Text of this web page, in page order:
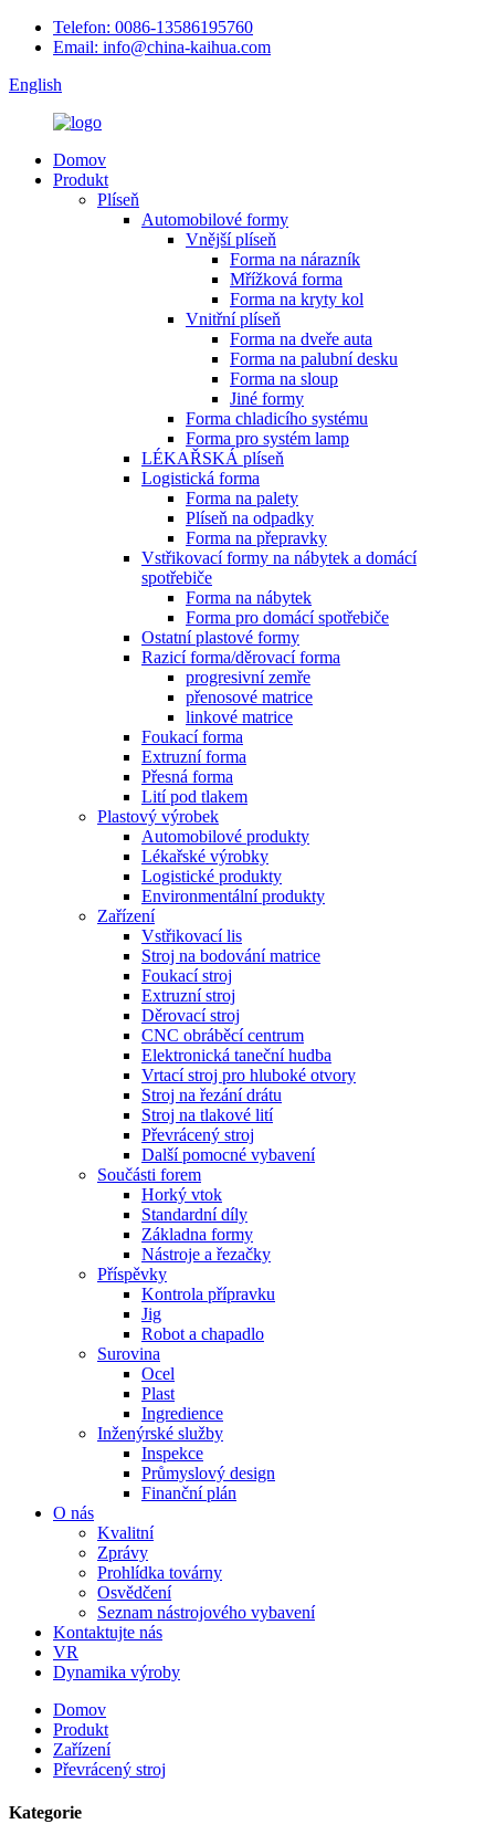
Telefon: 0086-13586195760
Email: info@china-kaihua.com
English
Domov
Produkt
Plíseň
Automobilové formy
Vnější plíseň
Forma na nárazník
Mřížková forma
Forma na kryty kol
Vnitřní plíseň
Forma na dveře auta
Forma na palubní desku
Forma na sloup
Jiné formy
Forma chladicího systému
Forma pro systém lamp
LÉKAŘSKÁ plíseň
Logistická forma
Forma na palety
Plíseň na odpadky
Forma na přepravky
Vstřikovací formy na nábytek a domácí
spotřebiče
Forma na nábytek
Forma pro domácí spotřebiče
Ostatní plastové formy
Razicí forma/děrovací forma
progresivní zemře
přenosové matrice
linkové matrice
Foukací forma
Extruzní forma
Přesná forma
Lití pod tlakem
Plastový výrobek
Automobilové produkty
Lékařské výrobky
Logistické produkty
Environmentální produkty
Zařízení
Vstřikovací lis
Stroj na bodování matrice
Foukací stroj
Extruzní stroj
Děrovací stroj
CNC obráběcí centrum
Elektronická taneční hudba
Vrtací stroj pro hluboké otvory
Stroj na řezání drátu
Stroj na tlakové lití
Převrácený stroj
Další pomocné vybavení
Součásti forem
Horký vtok
Standardní díly
Základna formy
Nástroje a řezačky
Příspěvky
Kontrola přípravku
Jig
Robot a chapadlo
Surovina
Ocel
Plast
Ingredience
Inženýrské služby
Inspekce
Průmyslový design
Finanční plán
O nás
Kvalitní
Zprávy
Prohlídka továrny
Osvědčení
Seznam nástrojového vybavení
Kontaktujte nás
VR
Dynamika výroby
Domov
Produkt
Zařízení
Převrácený stroj
Kategorie